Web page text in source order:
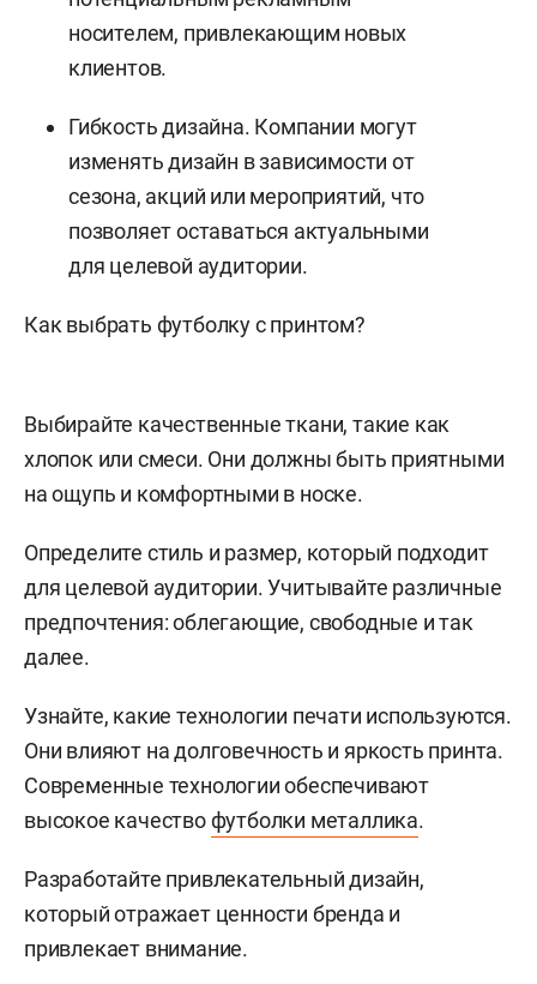
носителем, привлекающим новых
клиентов.
Гибкость дизайна. Компании могут
изменять дизайн в зависимости от
сезона, акций или мероприятий, что
позволяет оставаться актуальными
для целевой аудитории.
Как выбрать футболку с принтом?
Выбирайте качественные ткани, такие как
хлопок или смеси. Они должны быть приятными
на ощупь и комфортными в носке.
Определите стиль и размер, который подходит
для целевой аудитории. Учитывайте различные
предпочтения: облегающие, свободные и так
далее.
Узнайте, какие технологии печати используются.
Они влияют на долговечность и яркость принта.
Современные технологии обеспечивают
высокое качество футболки металлика.
Разработайте привлекательный дизайн,
который отражает ценности бренда и
привлекает внимание.